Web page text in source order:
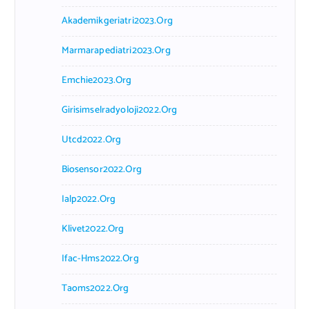
Akademikgeriatri2023.org
Marmarapediatri2023.org
Emchie2023.org
Girisimselradyoloji2022.org
Utcd2022.org
Biosensor2022.org
Ialp2022.org
Klivet2022.org
Ifac-Hms2022.org
Taoms2022.org